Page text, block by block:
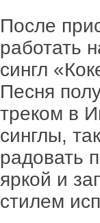
После
работать
сингл
Песня
треком в
синглы,
радовать
яркой и
стилем